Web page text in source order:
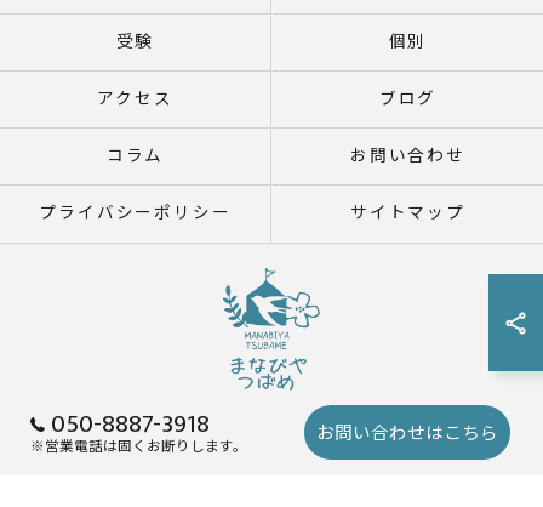
050-8887-3918
※営業電話は固くお断りします。 お問い合わせはこちら
受験 個別
アクセス ブログ
コラム お問い合わせ
プライバシーポリシー サイトマップ
© 2026 鹿児島県鹿児島市の塾ならまなびや つばめ ALL RIGHTS RESERVED.